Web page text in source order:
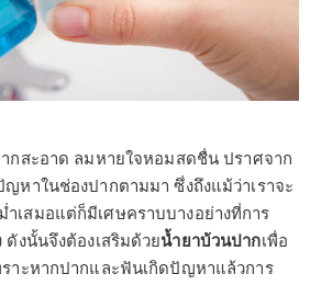
กสะอาด ลมหายใจหอมสดชื่น ปราศจาก
ญหาในช่องปากตามมา ซึ่งถึงแม้ว่าเราจะ
เสมอแต่ก็มีเศษคราบบางอย่างที่การ
งนั้นจึงต้องเสริมด้วยน้ำยาบ้วนปากเพื่อ
าะหากปากและฟันเกิดปัญหาแล้วการ